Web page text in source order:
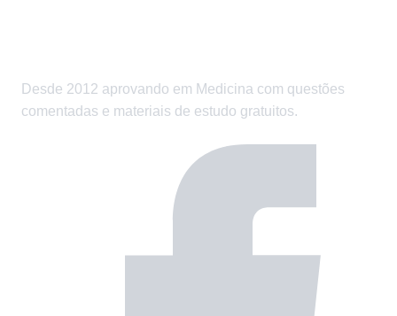
Desde 2012 aprovando em Medicina com questões
comentadas e materiais de estudo gratuitos.